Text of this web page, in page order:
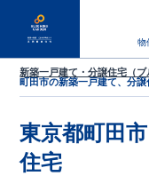
物
新築一戸建て・分譲住宅（
町田市の新築一戸建て、分譲
東京都町田市
住宅